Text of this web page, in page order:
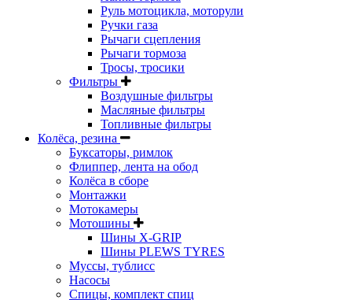
Руль мотоцикла, моторули
Ручки газа
Рычаги сцепления
Рычаги тормоза
Тросы, тросики
Фильтры
Воздушные фильтры
Масляные фильтры
Топливные фильтры
Колёса, резина
Буксаторы, римлок
Флиппер, лента на обод
Колёса в сборе
Монтажки
Мотокамеры
Мотошины
Шины X-GRIP
Шины PLEWS TYRES
Муссы, тублисс
Насосы
Спицы, комплект спиц